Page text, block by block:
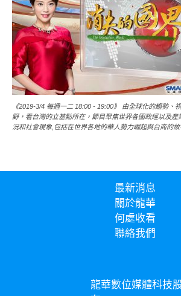
《2019-3/4 每週一二 18:00 - 19:00》 由全球化的趨勢、視
野，看台灣的立基點所在，節目聚焦世界各國政經以及產
況和社會現象,包括在世界各地的華人勢力崛起與台商的故
最新消息
關於龍華
何處收看
聯絡我們
龍華數位媒體科技